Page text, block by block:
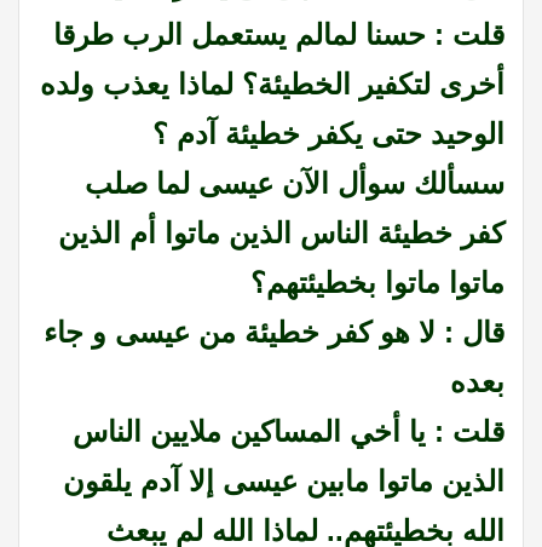
قلت : حسنا لمالم يستعمل الرب طرقا
أخرى لتكفير الخطيئة؟ لماذا يعذب ولده
الوحيد حتى يكفر خطيئة آدم ؟
سسألك سوأل الآن عيسى لما صلب
كفر خطيئة الناس الذين ماتوا أم الذين
ماتوا ماتوا بخطيئتهم؟
قال : لا هو كفر خطيئة من عيسى و جاء
بعده
قلت : يا أخي المساكين ملايين الناس
الذين ماتوا مابين عيسى إلا آدم يلقون
الله بخطيئتهم.. لماذا الله لم يبعث